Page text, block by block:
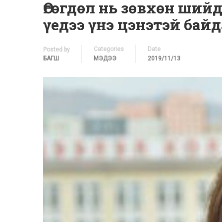
Өгөгдөл нь зөвхөн
үедээ үнэ цэнэтэй
Posted by
БАГШ
Categories
МЭДЭЭ
Date
2019/11/13